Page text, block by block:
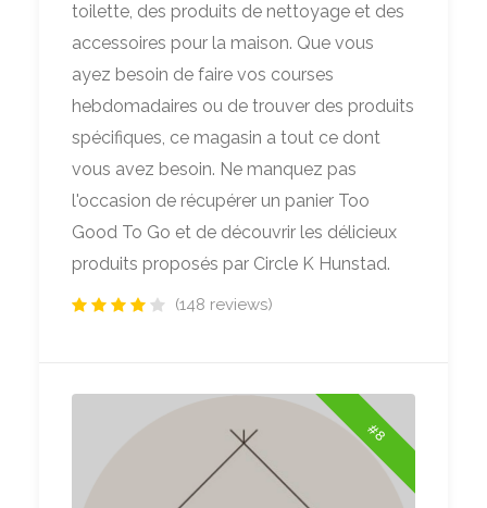
toilette, des produits de nettoyage et des
accessoires pour la maison. Que vous
ayez besoin de faire vos courses
hebdomadaires ou de trouver des produits
spécifiques, ce magasin a tout ce dont
vous avez besoin. Ne manquez pas
l'occasion de récupérer un panier Too
Good To Go et de découvrir les délicieux
produits proposés par Circle K Hunstad.
(148 reviews)
#8